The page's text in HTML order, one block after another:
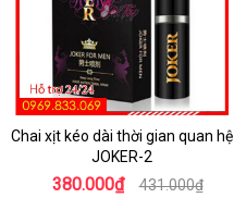
Chai xịt kéo dài thời gian quan hệ
JOKER-2
380.000₫ 431.000₫